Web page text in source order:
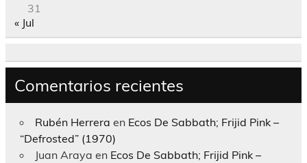
31
« Jul
Comentarios recientes
Rubén Herrera en Ecos De Sabbath; Frijid Pink –
“Defrosted” (1970)
Juan Araya en Ecos De Sabbath; Frijid Pink –